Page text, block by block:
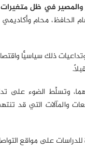
والمصير في ظل
الحافظ، محام
ذلك سياسيًّا
وتسلِّط الضوء على
والمآلات التي قد تنتهي
على مواقع